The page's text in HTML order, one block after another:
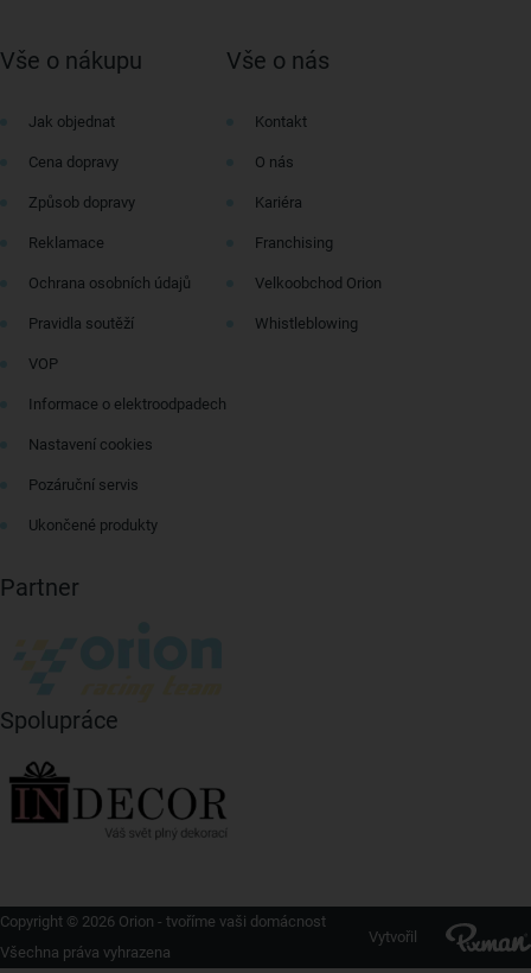
Vše o nákupu
Jak objednat
Cena dopravy
Způsob dopravy
Reklamace
Ochrana osobních údajů
Pravidla soutěží
VOP
Informace o elektroodpadech
Nastavení cookies
Pozáruční servis
Ukončené produkty
Vše o nás
Kontakt
O nás
Kariéra
Franchising
Velkoobchod Orion
Whistleblowing
Partner
Spolupráce
Copyright © 2026 Orion - tvoříme vaši domácnost
Všechna práva vyhrazena
Vytvořil